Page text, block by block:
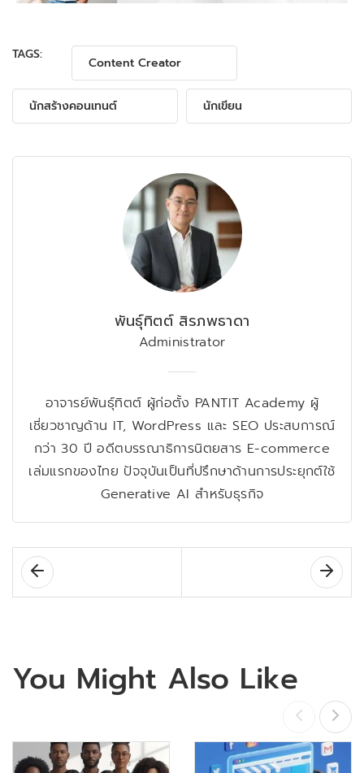
TAGS:
Content Creator
นักสร้างคอนเทนต์ นักเขียน
พันธุ์ทิตต์ สิรภพธาดา
Administrator
อาจารย์พันธุ์ทิตต์ ผู้ก่อตั้ง PANTIT Academy ผู้
เชี่ยวชาญด้าน IT, WordPress และ SEO ประสบการณ์
กว่า 30 ปี อดีตบรรณาธิการนิตยสาร E-commerce
เล่มแรกของไทย ปัจจุบันเป็นที่ปรึกษาด้านการประยุกต์ใช้
Generative AI สำหรับธุรกิจ
You Might Also Like